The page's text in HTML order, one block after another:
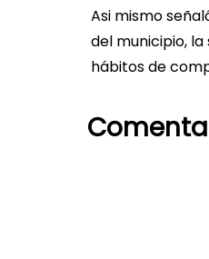
Asi mismo
del municipio,
hábitos de